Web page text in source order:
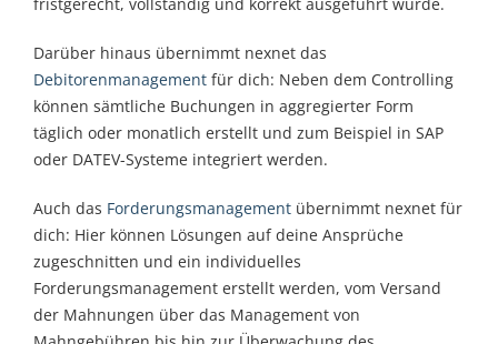
Darüber hinaus übernimmt nexnet das
Debitorenmanagement für dich: Neben dem Controlling
können sämtliche Buchungen in aggregierter Form
täglich oder monatlich erstellt und zum Beispiel in SAP
oder DATEV-Systeme integriert werden.
Auch das Forderungsmanagement übernimmt nexnet für
dich: Hier können Lösungen auf deine Ansprüche
zugeschnitten und ein individuelles
Forderungsmanagement erstellt werden, vom Versand
der Mahnungen über das Management von